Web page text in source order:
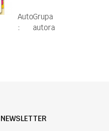
učenju
Autor
:
Grupa
autora
NEWSLETTER